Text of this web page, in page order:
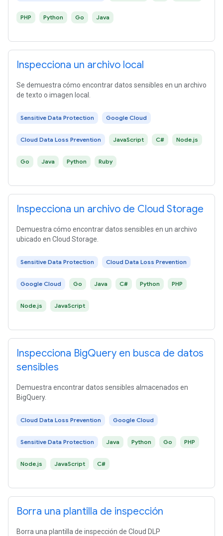
PHP Python Go Java
Inspecciona un archivo local
Se demuestra cómo encontrar datos sensibles en un archivo
de texto o imagen local.
Sensitive Data Protection Google Cloud
Cloud Data Loss Prevention JavaScript C# Node.js
Go Java Python Ruby
Inspecciona un archivo de Cloud Storage
Demuestra cómo encontrar datos sensibles en un archivo
ubicado en Cloud Storage.
Sensitive Data Protection Cloud Data Loss Prevention
Google Cloud Go Java C# Python PHP
Node.js JavaScript
Inspecciona BigQuery en busca de datos
sensibles
Demuestra encontrar datos sensibles almacenados en
BigQuery.
Cloud Data Loss Prevention Google Cloud
Sensitive Data Protection Java Python Go PHP
Node.js JavaScript C#
Borra una plantilla de inspección
Borra una plantilla de inspección de Cloud DLP